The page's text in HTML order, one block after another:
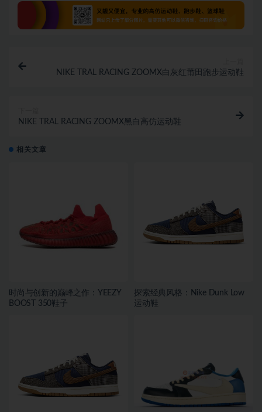
NIKE TRAL RACING ZOOMX白灰红莆田跑步运动鞋
NIKE TRAL RACING ZOOMX黑白高仿运动鞋
相关文章
时尚与创新的巅峰之作：YEEZY
BOOST 350鞋子
探索经典风格：Nike Dunk Low
运动鞋